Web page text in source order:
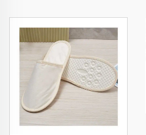
oblogom za goste
hotelskih soba